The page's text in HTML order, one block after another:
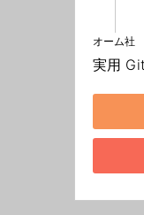
オーム社
実用